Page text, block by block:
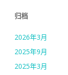
归档
2026年3月
2025年9月
2025年3月